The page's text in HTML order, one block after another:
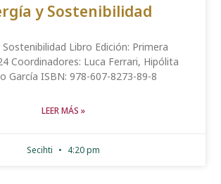
y Sostenibilidad
Sostenibilidad Libro Edición: Primera
Coordinadores: Luca Ferrari, Hipólita
García ISBN: 978-607-8273-89-8
LEER MÁS »
Secihti 4:20 pm